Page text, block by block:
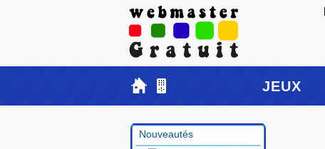
JEUX
Nouveautés